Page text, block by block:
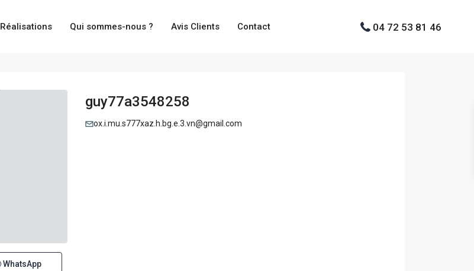
Réalisations Qui sommes-nous ? Avis Clients Contact 04 72 53 81 46
guy77a3548258
ox.i.mu.s777xaz.h.bg.e.3.vn@gmail.com
WhatsApp